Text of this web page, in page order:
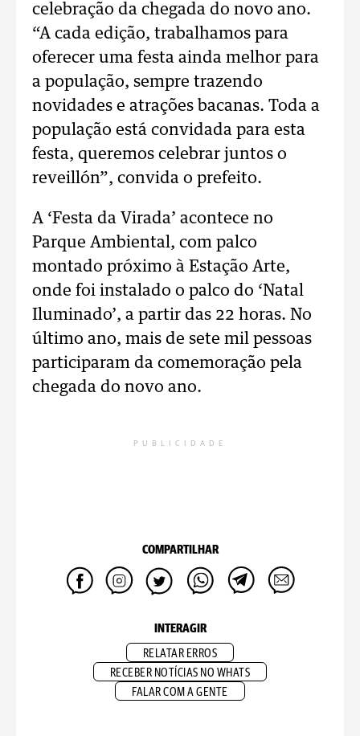
celebração da chegada do novo ano.
“A cada edição, trabalhamos para
oferecer uma festa ainda melhor para
a população, sempre trazendo
novidades e atrações bacanas. Toda a
população está convidada para esta
festa, queremos celebrar juntos o
reveillón”, convida o prefeito.
A ‘Festa da Virada’ acontece no
Parque Ambiental, com palco
montado próximo à Estação Arte,
onde foi instalado o palco do ‘Natal
Iluminado’, a partir das 22 horas. No
último ano, mais de sete mil pessoas
participaram da comemoração pela
chegada do novo ano.
PUBLICIDADE
COMPARTILHAR
INTERAGIR
RELATAR ERROS
RECEBER NOTÍCIAS NO WHATS
FALAR COM A GENTE